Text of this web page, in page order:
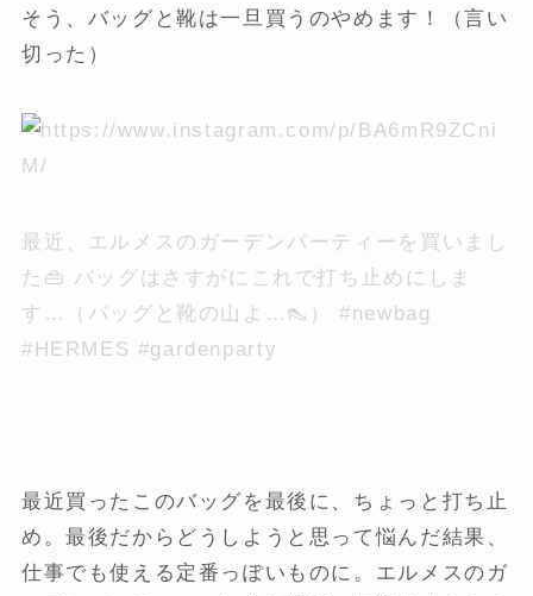
そう、バッグと靴は一旦買うのやめます！（言い
切った）
最近、エルメスのガーデンパーティーを買いまし
た👜 バッグはさすがにこれで打ち止めにしま
す…（バッグと靴の山よ…👠） #newbag
#HERMES #gardenparty
最近買ったこのバッグを最後に、ちょっと打ち止
め。最後だからどうしようと思って悩んだ結果、
仕事でも使える定番っぽいものに。エルメスのガ